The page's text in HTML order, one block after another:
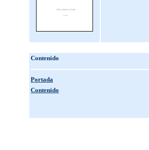
Contenido
Portada
Contenido